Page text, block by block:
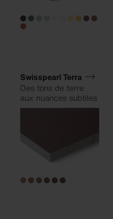
Swisspearl Terra
Des tons de terre
aux nuances subtiles